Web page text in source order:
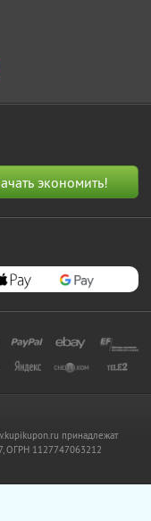
принадлежат
ОГРН 1127747063212